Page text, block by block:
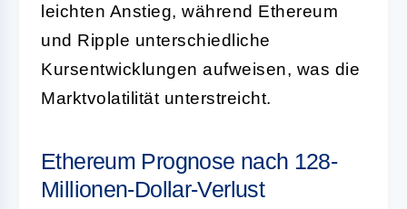
leichten Anstieg, während Ethereum
und Ripple unterschiedliche
Kursentwicklungen aufweisen, was die
Marktvolatilität unterstreicht.
Ethereum Prognose nach 128-
Millionen-Dollar-Verlust